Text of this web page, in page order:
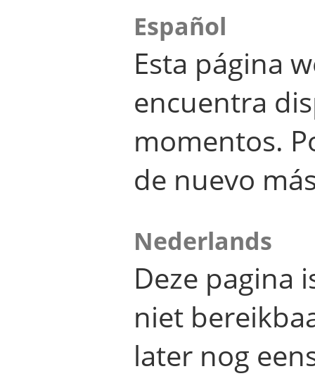
Español
Esta página
encuentra
momentos.
de nuevo
Nederlands
Deze pagina
niet
later nog